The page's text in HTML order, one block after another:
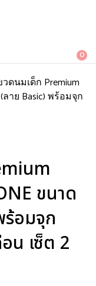
0
วดนมเด็ก Premium
ลาย Basic) พร้อมจุก
ขนาด
อมจุก
น เซ็ต 2